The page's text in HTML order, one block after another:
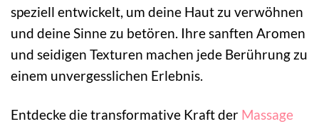
speziell entwickelt, um deine Haut zu verwöhnen
und deine Sinne zu betören. Ihre sanften Aromen
und seidigen Texturen machen jede Berührung zu
einem unvergesslichen Erlebnis.
Entdecke die transformative Kraft der Massage